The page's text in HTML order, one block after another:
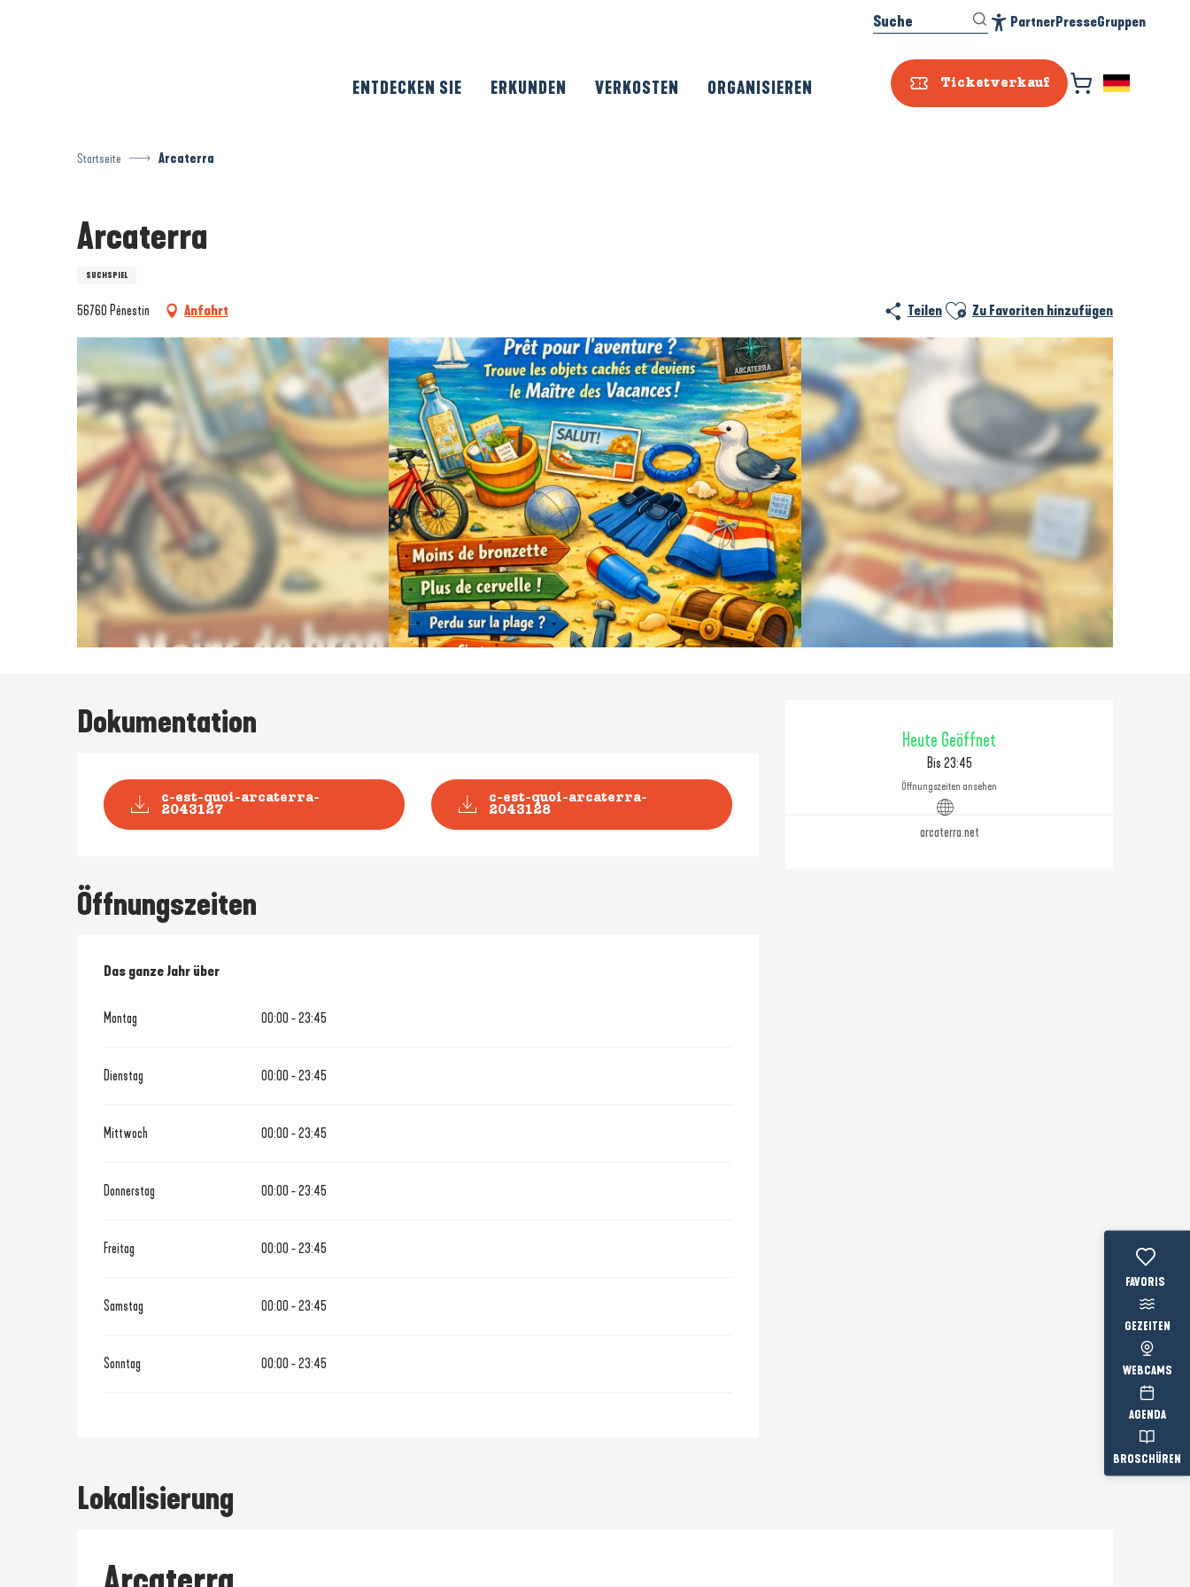
Ticketverkauf
Suche PartnerPresseGruppen
ENTDECKEN SIE ERKUNDEN VERKOSTEN ORGANISIEREN
Voir les
GEZEITEN
WEBCAMS
AGENDA
BROSCHÜREN
Startseite Arcaterra
Arcaterra
SUCHSPIEL
56760 Pénestin Anfahrt Teilen Ajouter aux favoris
Zu Favoriten hinzufügen
Öffnungszeiten &
Heute Geöffnet
Bis 23:45
Öffnungszeiten ansehen
arcaterra.net
Dokumentation
c-est-quoi-arcaterra-
2043127
c-est-quoi-arcaterra-
2043128
Öffnungszeiten
Das ganze Jahr über
Das ganze Jahr über
Montag 00:00 - 23:45
Dienstag 00:00 - 23:45
Mittwoch 00:00 - 23:45
Donnerstag 00:00 - 23:45
Freitag 00:00 - 23:45
Samstag 00:00 - 23:45
Sonntag 00:00 - 23:45
Lokalisierung